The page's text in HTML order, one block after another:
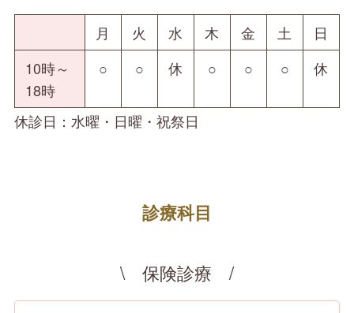
月 火 水 木 金 土
日
10時～
18時
○ ○ 休 ○ ○ ○ 休
休診日：水曜・日曜・祝祭日
診療科目
\ 保険診療 /